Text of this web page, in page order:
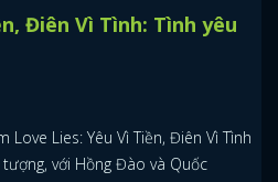
Điên Vì Tình: Tình yêu
Lies: Yêu Vì Tiền, Điên Vì Tình
với Hồng Đào và Quốc